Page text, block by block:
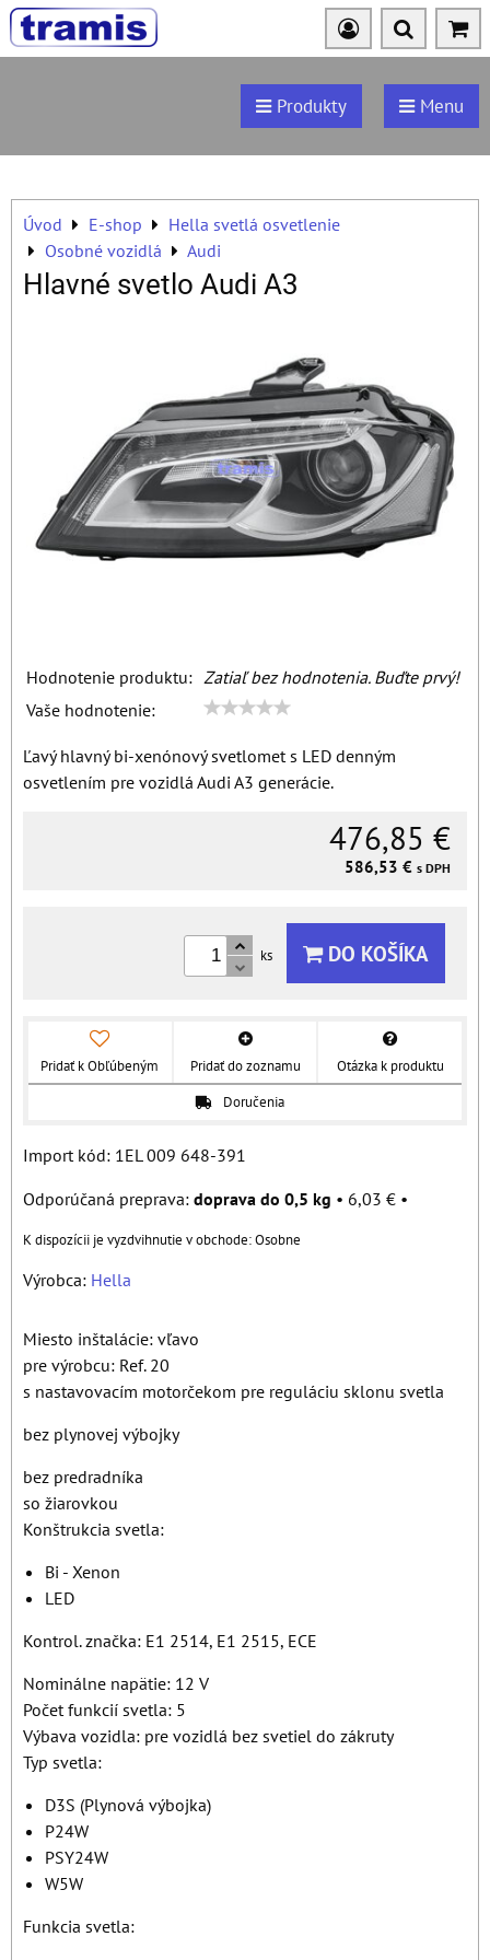
Produkty Menu
Úvod E-shop
Hella svetlá osvetlenie
Osobné vozidlá
Audi
Hlavné svetlo Audi A3
Hodnotenie produktu: Zatiaľ bez hodnotenia. Buďte prvý!
Vaše hodnotenie:
Ľavý hlavný bi-xenónový svetlomet s LED denným
osvetlením pre vozidlá Audi A3 generácie.
476,85 €
586,53 € s DPH
ks DO KOŠÍKA
Pridať k Obľúbeným Pridať do zoznamu
Otázka k produktu
Doručenia
Import kód: 1EL 009 648-391
doprava do 0,5 kg • 6,03 € •
Osobne
Výrobca: Hella
Miesto inštalácie: vľavo
pre výrobcu: Ref. 20
s nastavovacím motorčekom pre reguláciu sklonu svetla
bez plynovej výbojky
bez predradníka
so žiarovkou
Konštrukcia svetla:
Bi - Xenon
LED
Kontrol. značka: E1 2514, E1 2515, ECE
Nominálne napätie: 12 V
Počet funkcií svetla: 5
Výbava vozidla: pre vozidlá bez svetiel do zákruty
Typ svetla:
D3S (Plynová výbojka)
P24W
PSY24W
W5W
Funkcia svetla: